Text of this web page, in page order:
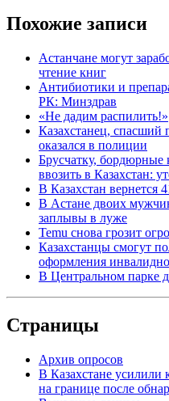
Похожие записи
Астанчане могут
чтение книг
Антибиотики и
РК: Минздрав
«Не дадим распилить!»
Казахстанец, спасший
оказался в полиции
Брусчатку, бордюрные
ввозить в Казахстан:
В Казахстан вернется
В Астане двоих
заплывы в луже
Temu снова грозит
Казахстанцы смогут
оформления
В Центральном парке
Страницы
Архив опросов
В Казахстане усилили
на границе после